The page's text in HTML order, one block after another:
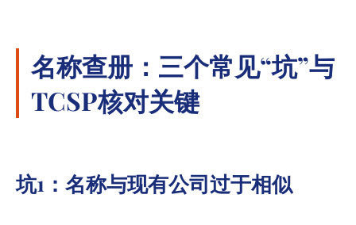
名称查册：三个常见“坑”与
TCSP核对关键
坑1：名称与现有公司过于相似